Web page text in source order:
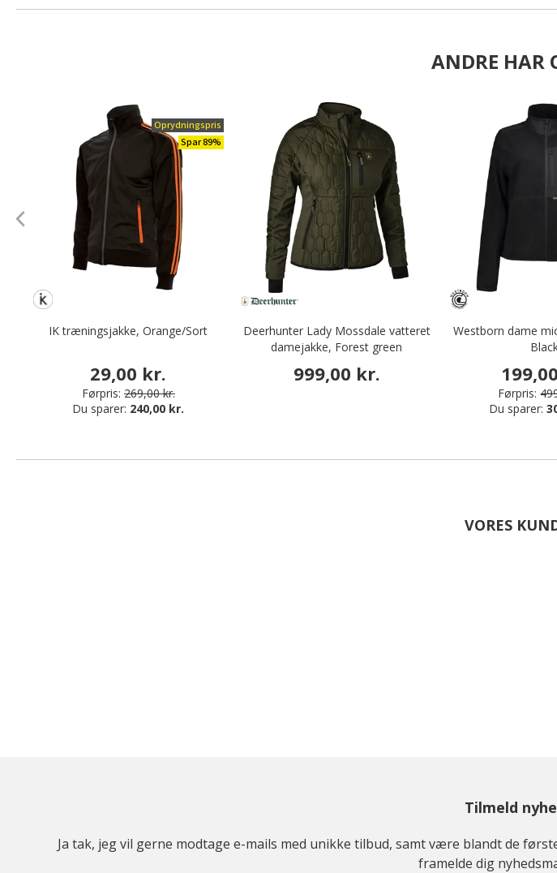
ANDRE HAR
Oprydningspris
Spar 89%
IK træningsjakke, Orange/Sort
29,00 kr.
Førpris: 269,00 kr.
Du sparer: 240,00 kr.
Deerhunter Lady Mossdale vatteret
damejakke, Forest green
999,00 kr.
Westborn dame
Førpris:
Du sparer:
VORES
Tilmeld
Ja tak, jeg vil gerne modtage e-mails med unikke tilbud, samt være blandt de
framelde dig